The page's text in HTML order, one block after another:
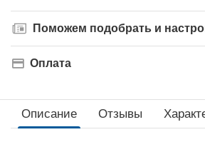
Поможем подобрать и
Оплата
Описание Отзывы